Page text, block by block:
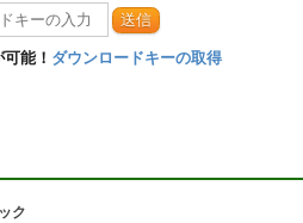
送信
能！ ダウンロードキーの取得
ク